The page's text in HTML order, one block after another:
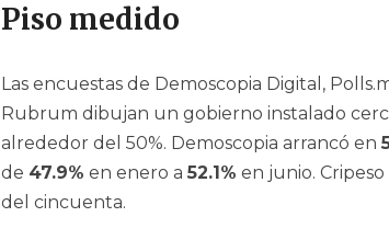
Piso medido
Las encuestas de Demoscopia Digital,
Rubrum dibujan un gobierno instalado
alrededor del 50%. Demoscopia arrancó en
de 47.9% en enero a 52.1% en junio.
del cincuenta.